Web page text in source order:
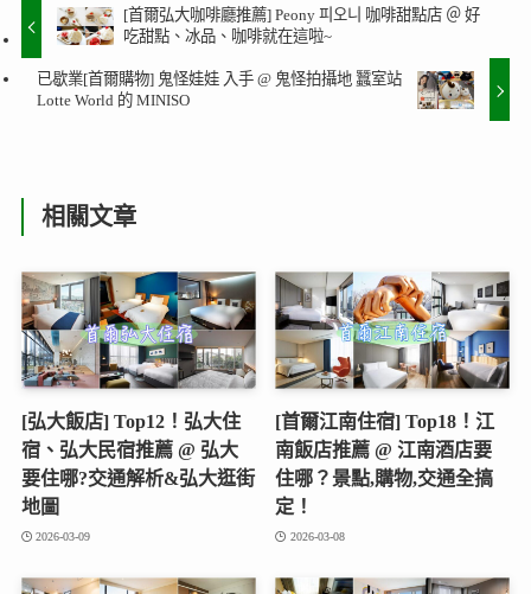
[首爾弘大咖啡廳推薦] Peony 피오니 咖啡甜點店 ＠ 好
吃甜點、冰品、咖啡就在這啦~
已歇業[首爾購物] 鬼怪娃娃 入手 @ 鬼怪拍攝地 蠶室站
Lotte World 的 MINISO
相關文章
[弘大飯店] Top12！弘大住
宿、弘大民宿推薦 @ 弘大
要住哪?交通解析&弘大逛街
地圖
2026-03-09
[首爾江南住宿] Top18！江
南飯店推薦 @ 江南酒店要
住哪？景點,購物,交通全搞
定！
2026-03-08